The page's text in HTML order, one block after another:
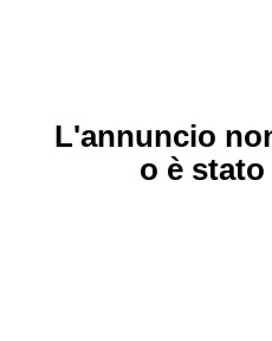
L'annuncio
o è